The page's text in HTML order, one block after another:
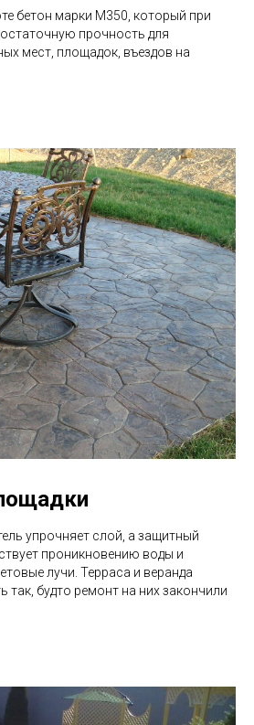
бетон марки М350, который при
прочность для
мест, площадок, въездов на
упрочняет слой, а защитный
проникновению воды и
лучи. Терраса и веранда
так, будто ремонт на них закончили